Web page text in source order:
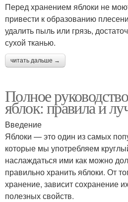
Перед хранением яблоки не
привести к образованию
удалить пыль или грязь,
сухой тканью.
читать дальше →
Полное
яблок: правила и
Введение
Яблоки — это один из самых
которые мы употребляем
наслаждаться ими как можно
правильно хранить яблоки. От
хранение, зависит сохранение
полезных свойств.